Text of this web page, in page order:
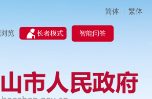
简体 | 繁体
览 长者模式 智能问答